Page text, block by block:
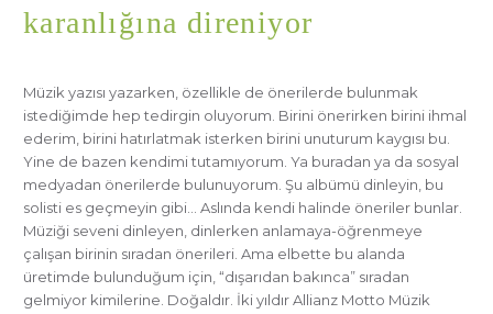
karanlığına direniyor
Müzik yazısı yazarken, özellikle de önerilerde bulunmak
istediğimde hep tedirgin oluyorum. Birini önerirken birini ihmal
ederim, birini hatırlatmak isterken birini unuturum kaygısı bu.
Yine de bazen kendimi tutamıyorum. Ya buradan ya da sosyal
medyadan önerilerde bulunuyorum. Şu albümü dinleyin, bu
solisti es geçmeyin gibi… Aslında kendi halinde öneriler bunlar.
Müziği seveni dinleyen, dinlerken anlamaya-öğrenmeye
çalışan birinin sıradan önerileri. Ama elbette bu alanda
üretimde bulunduğum için, “dışarıdan bakınca” sıradan
gelmiyor kimilerine. Doğaldır. İki yıldır Allianz Motto Müzik